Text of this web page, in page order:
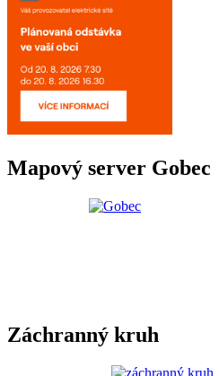
Mapový server Gobec
Záchranný kruh